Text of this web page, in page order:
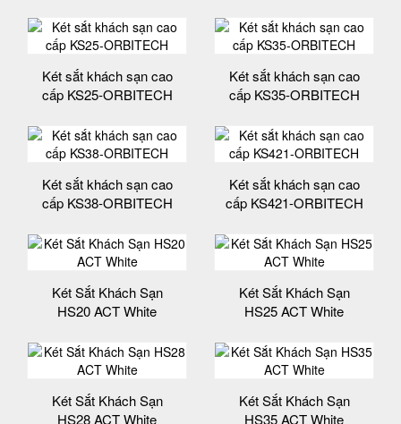
Két sắt khách sạn cao
cấp KS25-ORBITECH
Két sắt khách sạn cao
cấp KS35-ORBITECH
Két sắt khách sạn cao
cấp KS38-ORBITECH
Két sắt khách sạn cao
cấp KS421-ORBITECH
Két Sắt Khách Sạn
HS20 ACT White
Két Sắt Khách Sạn
HS25 ACT White
Két Sắt Khách Sạn
HS28 ACT White
Két Sắt Khách Sạn
HS35 ACT White